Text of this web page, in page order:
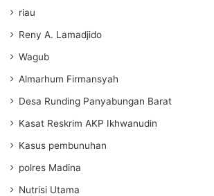
riau
Reny A. Lamadjido
Wagub
Almarhum Firmansyah
Desa Runding Panyabungan Barat
Kasat Reskrim AKP Ikhwanudin
Kasus pembunuhan
polres Madina
Nutrisi Utama